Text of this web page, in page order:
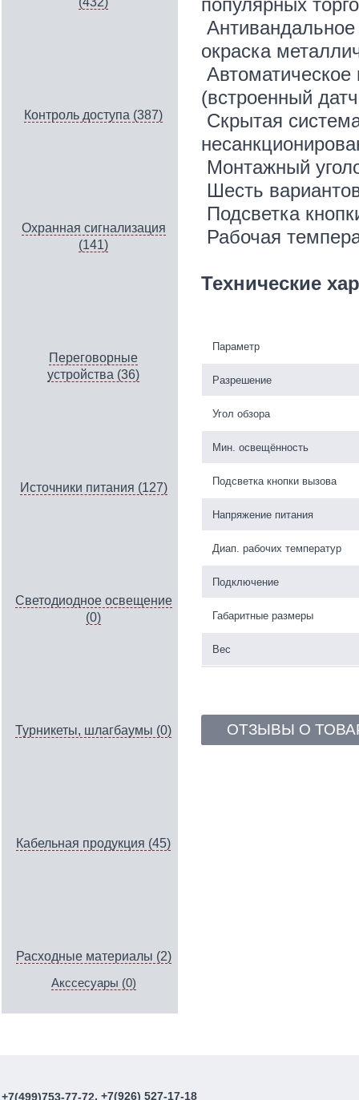
Контроль доступа (387)
Охранная сигнализация
(141)
Переговорные
устройства (36)
Источники питания (127)
Светодиодное освещение
(0)
Турникеты, шлагбаумы (0)
Кабельная продукция (45)
Расходные материалы (2)
Акссесуары (0)
окраска
(встроенный
Скрытая
Монтажный
Шесть
Подсветка
Рабочая
Технические
Параметр
Разрешение
Угол обзора
Мин. освещённость
Подсветка кнопки вызова
Напряжение питания
Диап. рабочих температур
Подключение
Габаритные размеры
Вес
ОТЗЫВЫ О
+7(499)753-77-72, +7(926) 527-17-18